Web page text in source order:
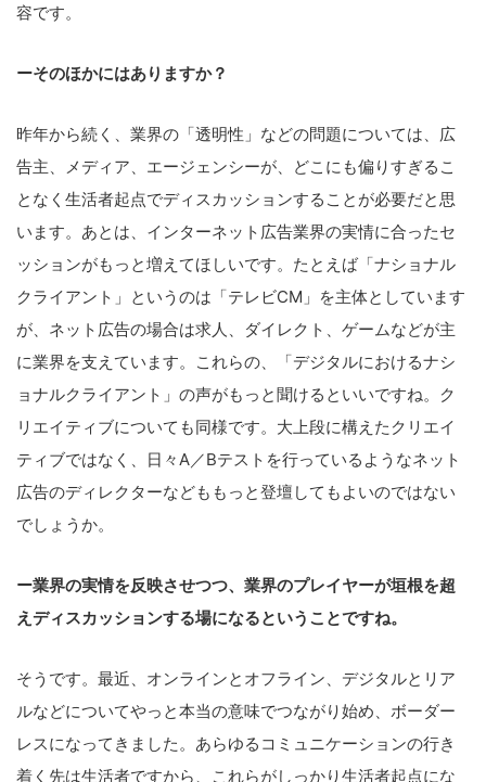
容です。
ーそのほかにはありますか？
昨年から続く、業界の「透明性」などの問題については、広
告主、メディア、エージェンシーが、どこにも偏りすぎるこ
となく生活者起点でディスカッションすることが必要だと思
います。あとは、インターネット広告業界の実情に合ったセ
ッションがもっと増えてほしいです。たとえば「ナショナル
クライアント」というのは「テレビCM」を主体としています
が、ネット広告の場合は求人、ダイレクト、ゲームなどが主
に業界を支えています。これらの、「デジタルにおけるナシ
ョナルクライアント」の声がもっと聞けるといいですね。ク
リエイティブについても同様です。大上段に構えたクリエイ
ティブではなく、日々A／Bテストを行っているようなネット
広告のディレクターなどももっと登壇してもよいのではない
でしょうか。
ー業界の実情を反映させつつ、業界のプレイヤーが垣根を超
えディスカッションする場になるということですね。
そうです。最近、オンラインとオフライン、デジタルとリア
ルなどについてやっと本当の意味でつながり始め、ボーダー
レスになってきました。あらゆるコミュニケーションの行き
着く先は生活者ですから、これらがしっかり生活者起点にな